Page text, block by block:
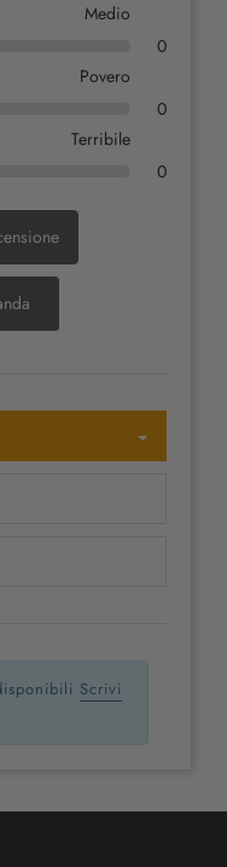
Medio
0
Povero
0
Terribile
0
Scrivi